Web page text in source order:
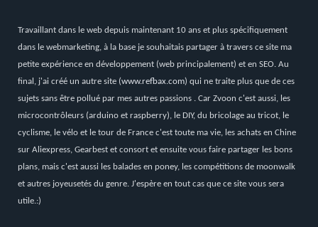
Travaillant dans le web depuis maintenant 10 ans et plus spécifiquement
dans le webmarketing, à la base je souhaitais partager à travers ce site ma
petite expérience en développement (web principalement) et en SEO. Au
final, j'ai créé un autre site (www.refbax.com) qui ne traite plus que de ces
sujets sans être pollué par mes autres passions . Car Zvoon c'est aussi, les
microcontrôleurs (arduino et raspberry), le DIY, du bricolage au tricot, le
cyclisme, le vélo et le tour de France c'est toute ma vie, les achats en Chine
sur Aliexpress, Gearbest et consort et ensuite vous faire partager les bons
plans, mais c'est aussi les balades en poney, les compétitions de moonwalk
et autres joyeusetés du genre. J'espère en tout cas que ce site vous sera
utile.:)